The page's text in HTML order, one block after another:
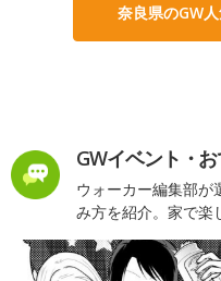
奈良県のGW
GWイベント・
ウォーカー編集部が
み方を紹介。家で楽